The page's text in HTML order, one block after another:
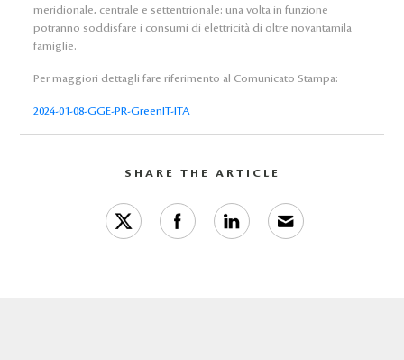
meridionale, centrale e settentrionale: una volta in funzione
potranno soddisfare i consumi di elettricità di oltre novantamila
famiglie.
Per maggiori dettagli fare riferimento al Comunicato Stampa:
2024-01-08-GGE-PR-GreenIT-ITA
SHARE THE ARTICLE